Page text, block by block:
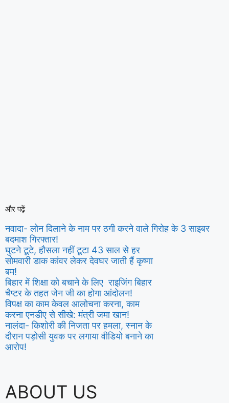
और पढ़ें
नवादा- लोन दिलाने के नाम पर ठगी करने वाले गिरोह के 3 साइबर
बदमाश गिरफ्तार!
घुटने टूटे, हौसला नहीं टूटा 43 साल से हर
सोमवारी डाक कांवर लेकर देवघर जाती हैं कृष्णा
बम!
बिहार में शिक्षा को बचाने के लिए राइजिंग बिहार
चैप्टर के तहत जेन जी का होगा आंदोलन!
विपक्ष का काम केवल आलोचना करना, काम
करना एनडीए से सीखे: मंत्री जमा खान!
नालंदा- किशोरी की निजता पर हमला, स्नान के
दौरान पड़ोसी युवक पर लगाया वीडियो बनाने का
आरोप!
ABOUT US